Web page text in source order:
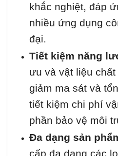
khắc nghiệt, đáp
nhiều ứng dụng
đại.
Tiết kiệm năng
ưu và vật liệu
giảm ma sát và
tiết kiệm chi phí
phần bảo vệ môi
Đa dạng sản
cấp đa dạng các